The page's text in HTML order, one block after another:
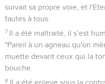
suivait sa propre voie, et
fautes à tous.
7 Il a été maltraité, il s’est
*Pareil à un agneau qu'on
muette devant ceux qui la
bouche.
8 Il a été enlevé sous la